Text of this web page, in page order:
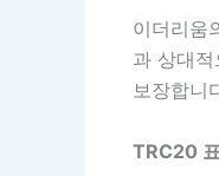
이더리움
과 상대
보장합니
TRC20